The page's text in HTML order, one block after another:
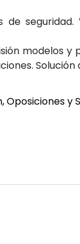
seguridad.
modelos y
Solución
y